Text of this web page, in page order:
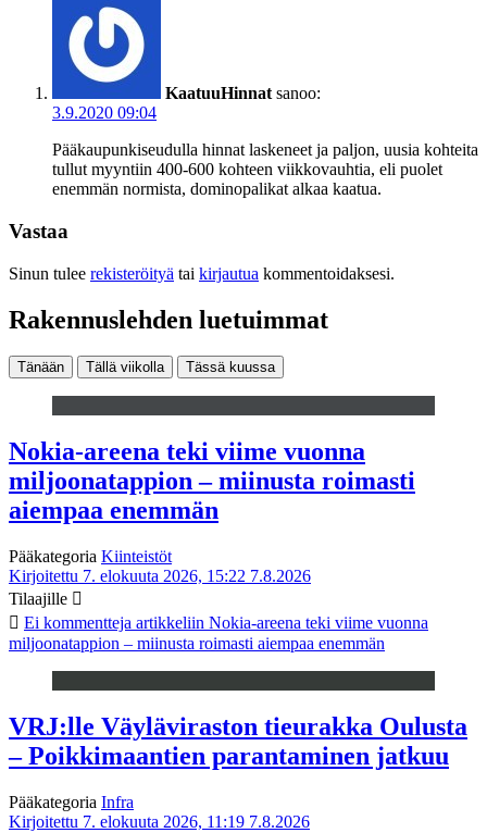
KaatuuHinnat sanoo:
3.9.2020 09:04
Pääkaupunkiseudulla hinnat laskeneet ja paljon, uusia kohteita
tullut myyntiin 400-600 kohteen viikkovauhtia, eli puolet
enemmän normista, dominopalikat alkaa kaatua.
Vastaa
Sinun tulee rekisteröityä tai kirjautua kommentoidaksesi.
Rakennuslehden luetuimmat
Tänään Tällä viikolla Tässä kuussa
Nokia-areena teki viime vuonna
miljoonatappion – miinusta roimasti
aiempaa enemmän
Pääkategoria Kiinteistöt
Kirjoitettu 7. elokuuta 2026, 15:22 7.8.2026
Tilaajille
Ei kommentteja artikkeliin Nokia-areena teki viime vuonna
miljoonatappion – miinusta roimasti aiempaa enemmän
VRJ:lle Väyläviraston tieurakka Oulusta
– Poikkimaantien parantaminen jatkuu
Pääkategoria Infra
Kirjoitettu 7. elokuuta 2026, 11:19 7.8.2026